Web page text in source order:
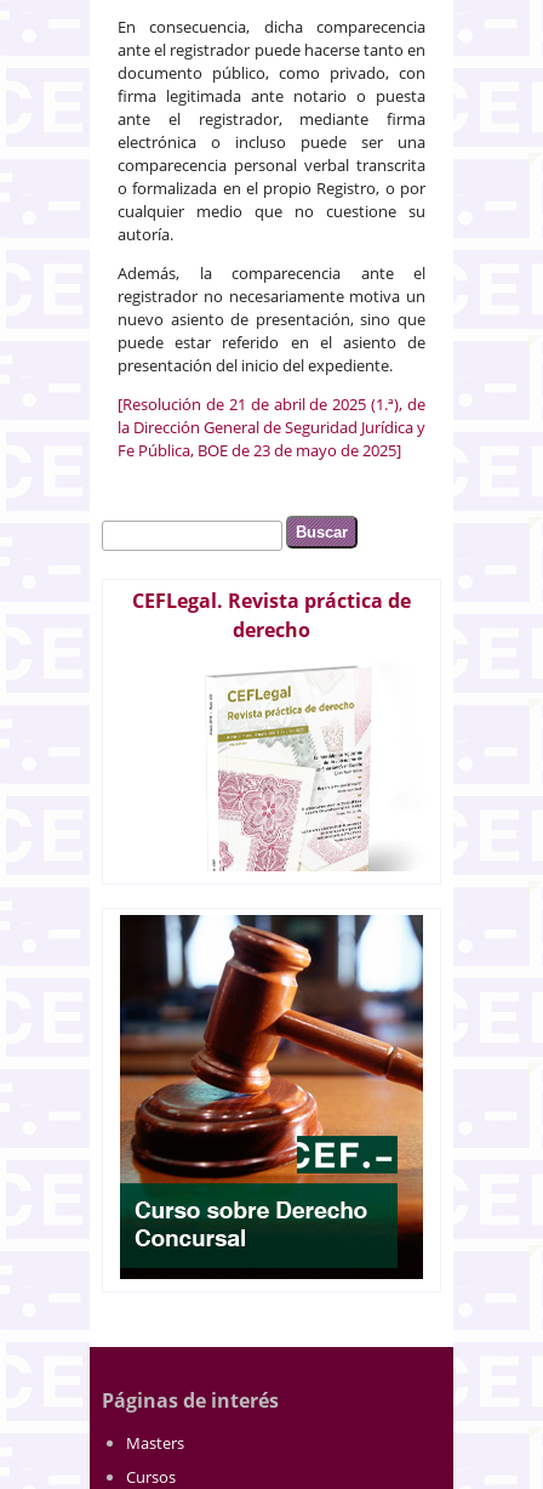
En consecuencia, dicha comparecencia
ante el registrador puede hacerse tanto en
documento público, como privado, con
firma legitimada ante notario o puesta
ante el registrador, mediante firma
electrónica o incluso puede ser una
comparecencia personal verbal transcrita
o formalizada en el propio Registro, o por
cualquier medio que no cuestione su
autoría.
Además, la comparecencia ante el
registrador no necesariamente motiva un
nuevo asiento de presentación, sino que
puede estar referido en el asiento de
presentación del inicio del expediente.
[Resolución de 21 de abril de 2025 (1.ª), de
la Dirección General de Seguridad Jurídica y
Fe Pública, BOE de 23 de mayo de 2025]
Formulario de búsqueda
Buscar
CEFLegal. Revista práctica de
derecho
Páginas de interés
Masters
Cursos